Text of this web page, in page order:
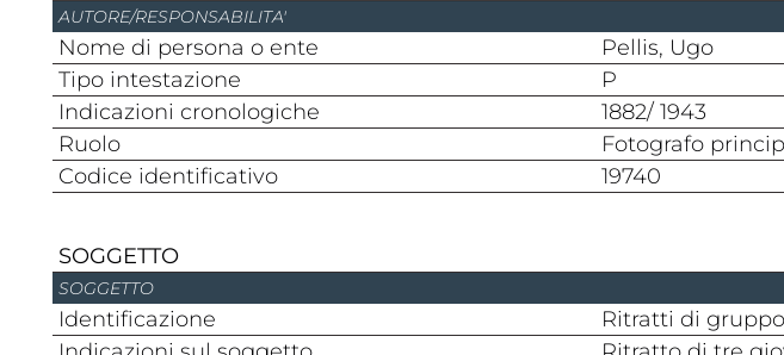
AUTORE/RESPONSABILITA'
Nome di persona o ente
Pellis, Ugo
Tipo intestazione
P
Indicazioni cronologiche
1882/ 1943
Ruolo
fotografo
Codice identificativo
19740
SOGGETTO
SOGGETTO
Identificazione
Ritratti di